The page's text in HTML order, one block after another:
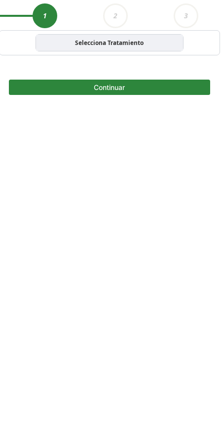
1 2 3
Selecciona Tratamiento
Continuar